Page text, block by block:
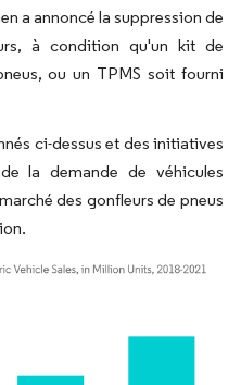
a annoncé la suppression de
à condition qu'un kit de
ou un TPMS soit fourni
ci-dessus et des initiatives
la demande de véhicules
des gonfleurs de pneus